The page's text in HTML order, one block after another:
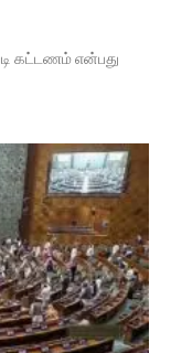
கட்டணம் என்பது